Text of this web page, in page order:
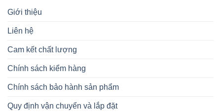
Giới thiệu
Liên hệ
Cam kết chất lượng
Chính sách kiểm hàng
Chính sách bảo hành sản phẩm
Quy định vận chuyển và lắp đặt